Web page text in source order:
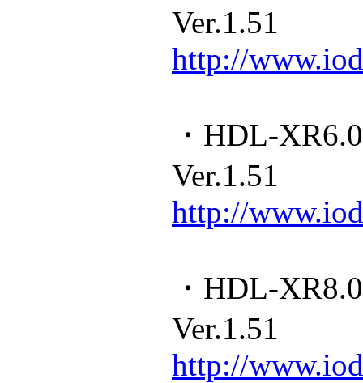
Ver.1.51
http://
・HDL-
Ver.1.51
http://
・HDL-
Ver.1.51
http://